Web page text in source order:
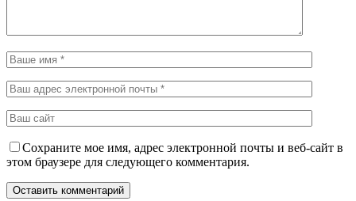
Сохраните мое имя, адрес электронной почты и веб-сайт в
этом браузере для следующего комментария.